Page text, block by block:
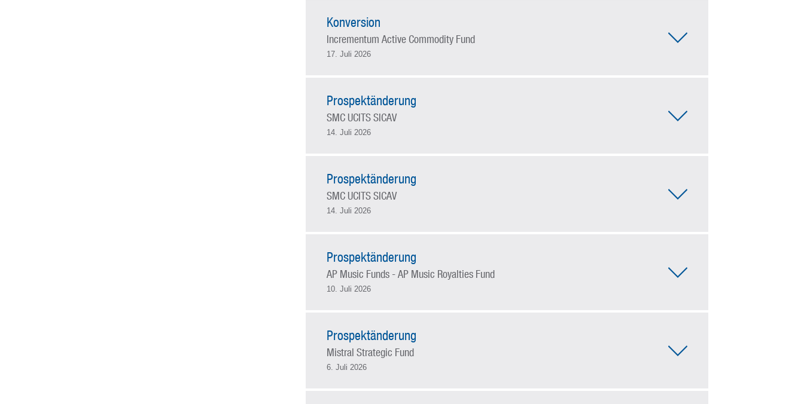
Konversion
Incrementum Active Commodity Fund
17. Juli 2026
Prospektänderung
SMC UCITS SICAV
14. Juli 2026
Prospektänderung
SMC UCITS SICAV
14. Juli 2026
Prospektänderung
AP Music Funds - AP Music Royalties Fund
10. Juli 2026
Prospektänderung
Mistral Strategic Fund
6. Juli 2026